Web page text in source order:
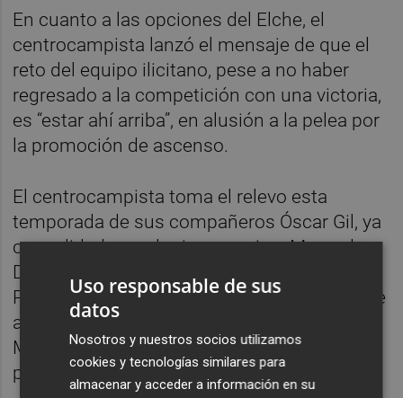
En cuanto a las opciones del Elche, el
centrocampista lanzó el mensaje de que el
reto del equipo ilicitano, pese a no haber
regresado a la competición con una victoria,
es “estar ahí arriba”, en alusión a la pelea por
la promoción de ascenso.
El centrocampista toma el relevo esta
temporada de sus compañeros Óscar Gil, ya
consolidado en el primer equipo, Mourad
Daoudi, quien debutó en la Liga ante Las
Palmas y Nacho Ramón, que participó frente
al Almería, además de Nacho Pastor, César
Moreno y Alberto Rubio, quienes
participaron en la Copa del Rey.
Uso responsable de sus
datos
Nosotros y nuestros socios utilizamos
cookies y tecnologías similares para
almacenar y acceder a información en su